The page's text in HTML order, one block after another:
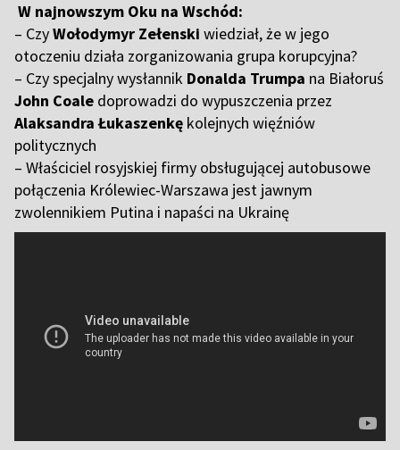
W najnowszym Oku na Wschód:
– CzyWołodymyr Zełenski wiedział, że w jego
otoczeniu działa zorganizowania grupa korupcyjna?
– Czy specjalny wysłannik Donalda Trumpa na Białoruś
John Coale doprowadzi do wypuszczenia przez
Alaksandra Łukaszenkę kolejnych więźniów
politycznych
– Właściciel rosyjskiej firmy obsługującej autobusowe
połączenia Królewiec-Warszawa jest jawnym
zwolennikiem Putina i napaści na Ukrainę